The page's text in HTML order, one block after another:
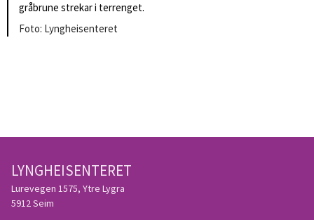
gråbrune strekar i terrenget.
Lyngheisenteret
LYNGHEISENTERET
Lurevegen 1575, Ytre Lygra
5912 Seim